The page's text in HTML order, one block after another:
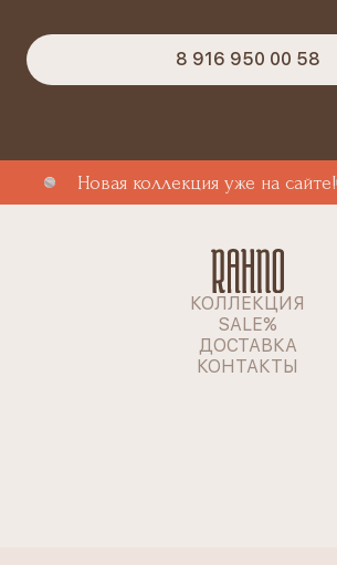
8 916 950 00 58
Новая коллекция уже на сайте!
КОЛЛЕКЦИЯ
SALE%
ДОСТАВКА
КОНТАКТЫ